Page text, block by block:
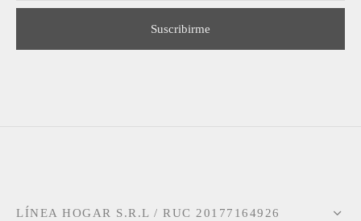
LÍNEA HOGAR S.R.L / RUC 20177164926